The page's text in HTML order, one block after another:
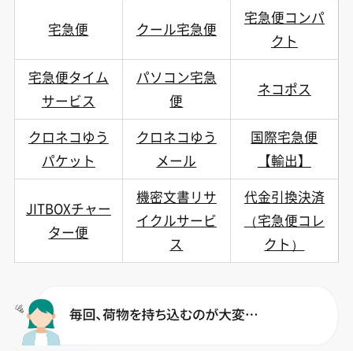
宅急便 クール宅急便
宅急便コンパ
クト
宅急便タイム
サービス
パソコン宅急
便
ネコポス
クロネコゆう
パケット
クロネコゆう
メール
国際宅急便
【輸出】
JITBOXチャー
ター便
機密文書リサ
イクルサービ
ス
代金引換決済
（宅急便コレ
クト）